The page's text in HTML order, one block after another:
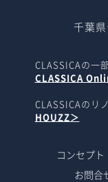
千葉
CLASSICAの一
CLASSICA
CLASSICAのリ
HOUZZ＞
コンセプト
お問合